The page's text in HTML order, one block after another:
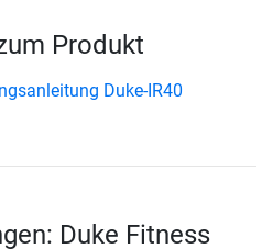
Produkt
Duke-IR40
Duke Fitness